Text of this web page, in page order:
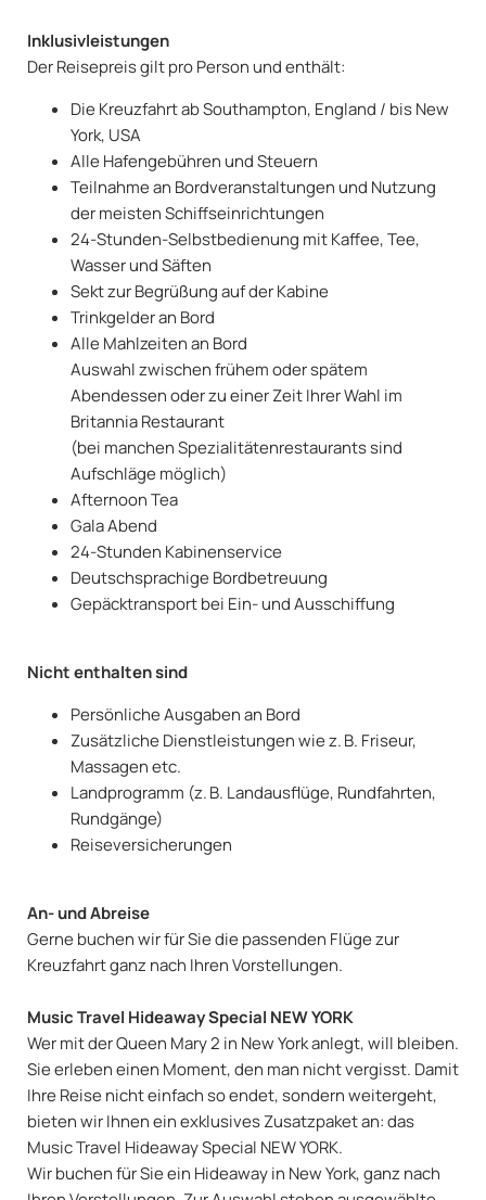
Inklusivleistungen
Der Reisepreis gilt pro Person und enthält:
Die Kreuzfahrt ab Southampton, England / bis New
York, USA
Alle Hafengebühren und Steuern
Teilnahme an Bordveranstaltungen und Nutzung
der meisten Schiffseinrichtungen
24-Stunden-Selbstbedienung mit Kaffee, Tee,
Wasser und Säften
Sekt zur Begrüßung auf der Kabine
Trinkgelder an Bord
Alle Mahlzeiten an Bord
Auswahl zwischen frühem oder spätem
Abendessen oder zu einer Zeit Ihrer Wahl im
Britannia Restaurant
(bei manchen Spezialitätenrestaurants sind
Aufschläge möglich)
Afternoon Tea
Gala Abend
24-Stunden Kabinenservice
Deutschsprachige Bordbetreuung
Gepäcktransport bei Ein- und Ausschiffung
Nicht enthalten sind
Persönliche Ausgaben an Bord
Zusätzliche Dienstleistungen wie z. B. Friseur,
Massagen etc.
Landprogramm (z. B. Landausflüge, Rundfahrten,
Rundgänge)
Reiseversicherungen
An- und Abreise
Gerne buchen wir für Sie die passenden Flüge zur
Kreuzfahrt ganz nach Ihren Vorstellungen.
Music Travel Hideaway Special NEW YORK
Wer mit der Queen Mary 2 in New York anlegt, will bleiben.
Sie erleben einen Moment, den man nicht vergisst. Damit
Ihre Reise nicht einfach so endet, sondern weitergeht,
bieten wir Ihnen ein exklusives Zusatzpaket an: das
Music Travel Hideaway Special NEW YORK.
Wir buchen für Sie ein Hideaway in New York, ganz nach